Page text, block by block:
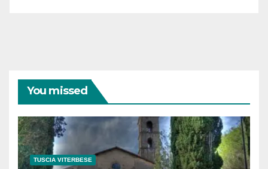
You missed
TUSCIA VITERBESE